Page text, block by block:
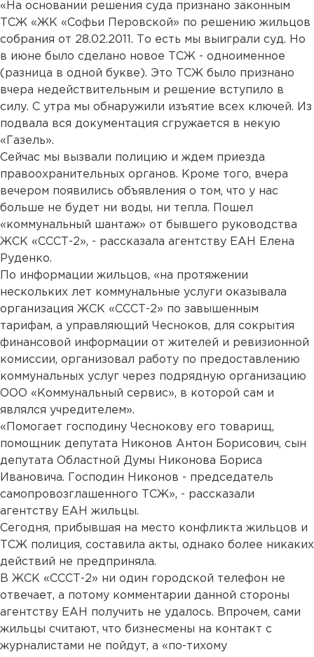
«На основании решения суда признано законным
ТСЖ «ЖК «Софьи Перовской» по решению жильцов
собрания от 28.02.2011. То есть мы выиграли суд. Но
в июне было сделано новое ТСЖ - одноименное
(разница в одной букве). Это ТСЖ было признано
вчера недействительным и решение вступило в
силу. С утра мы обнаружили изъятие всех ключей. Из
подвала вся документация сгружается в некую
«Газель».
Сейчас мы вызвали полицию и ждем приезда
правоохранительных органов. Кроме того, вчера
вечером появились объявления о том, что у нас
больше не будет ни воды, ни тепла. Пошел
«коммунальный шантаж» от бывшего руководства
ЖСК «СССТ-2», - рассказала агентству ЕАН Елена
Руденко.
По информации жильцов, «на протяжении
нескольких лет коммунальные услуги оказывала
организация ЖСК «СССТ-2» по завышенным
тарифам, а управляющий Чесноков, для сокрытия
финансовой информации от жителей и ревизионной
комиссии, организовал работу по предоставлению
коммунальных услуг через подрядную организацию
ООО «Коммунальный сервис», в которой сам и
являлся учредителем».
«Помогает господину Чеснокову его товарищ,
помощник депутата Никонов Антон Борисович, сын
депутата Областной Думы Никонова Бориса
Ивановича. Господин Никонов - председатель
самопровозглашенного ТСЖ», - рассказали
агентству ЕАН жильцы.
Сегодня, прибывшая на место конфликта жильцов и
ТСЖ полиция, составила акты, однако более никаких
действий не предприняла.
В ЖСК «СССТ-2» ни один городской телефон не
отвечает, а потому комментарии данной стороны
агентству ЕАН получить не удалось. Впрочем, сами
жильцы считают, что бизнесмены на контакт с
журналистами не пойдут, а «по-тихому